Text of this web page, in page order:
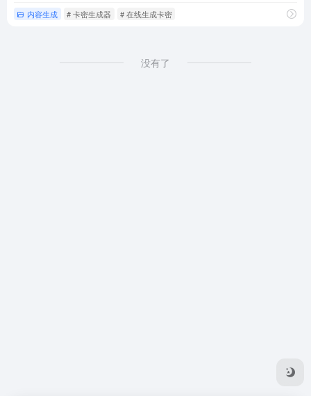
内容生成 # 卡密生成器 # 在线生成卡密
没有了